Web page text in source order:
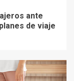
ante
de viaje